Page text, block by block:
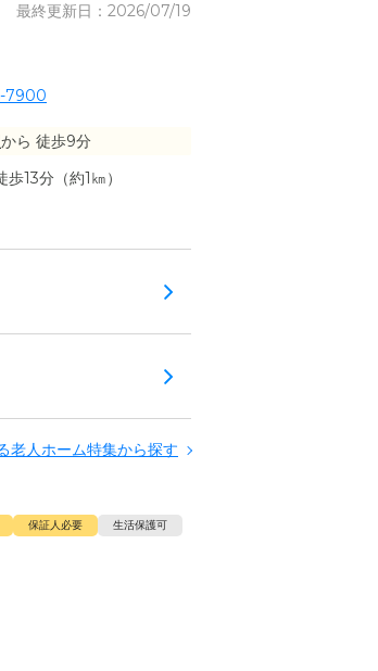
最終更新日：2026/07/19
7900
から 徒歩9分
13分（約1㎞）
老人ホーム特集から探す
保証人必要
生活保護可